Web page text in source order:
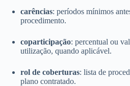
carências: períodos mínimos
procedimento.
coparticipação: percentual ou
utilização, quando aplicável.
rol de coberturas: lista de
plano contratado.